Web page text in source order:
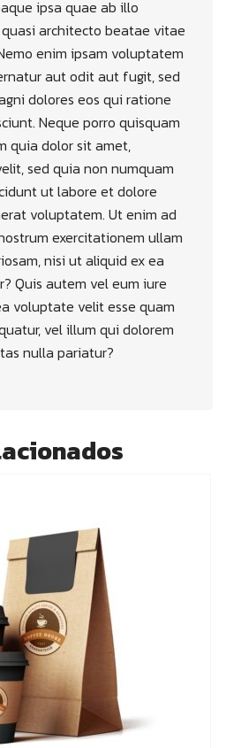
ipsa quae ab illo
architecto beatae vitae
enim ipsam voluptatem
aut odit aut fugit, sed
dolores eos qui ratione
Neque porro quisquam
quia dolor sit amet,
sed quia non numquam
ut labore et dolore
voluptatem. Ut enim ad
exercitationem ullam
nisi ut aliquid ex ea
Quis autem vel eum iure
voluptate velit esse quam
vel illum qui dolorem
nulla pariatur?